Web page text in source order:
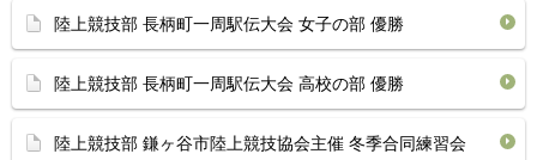
陸上競技部 長柄町一周駅伝大会 女子の部 優勝
陸上競技部 長柄町一周駅伝大会 高校の部 優勝
陸上競技部 鎌ヶ谷市陸上競技協会主催 冬季合同練習会